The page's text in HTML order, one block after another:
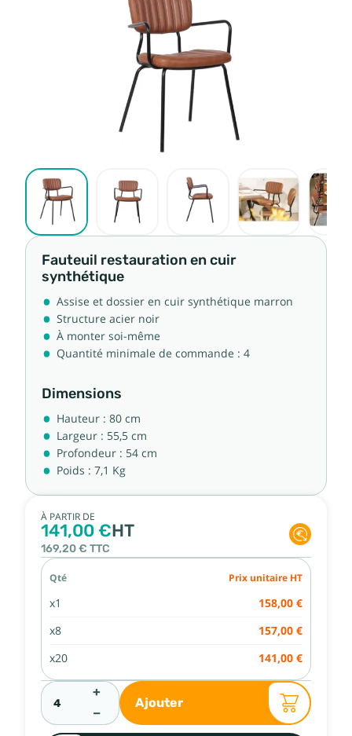
Fauteuil restauration en cuir
synthétique
Assise et dossier en cuir synthétique marron
Structure acier noir
À monter soi-même
Quantité minimale de commande : 4
Dimensions
Hauteur : 80 cm
Largeur : 55,5 cm
Profondeur : 54 cm
Poids : 7,1 Kg
À PARTIR DE
141,00 €HT
169,20 € TTC
Qté Prix unitaire HT
x1 158,00 €
x8 157,00 €
x20 141,00 €
+
−
Ajouter